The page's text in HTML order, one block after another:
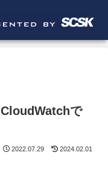
で
2022.07.29 2024.02.01